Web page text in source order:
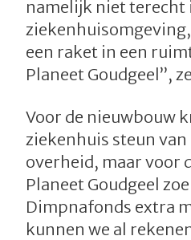
namelijk niet terecht
een raket in een
Planeet Goudgeel”,
Voor de nieuwbouw
ziekenhuis steun van
overheid, maar voor
Planeet Goudgeel
Dimpnafonds extra
kunnen we al